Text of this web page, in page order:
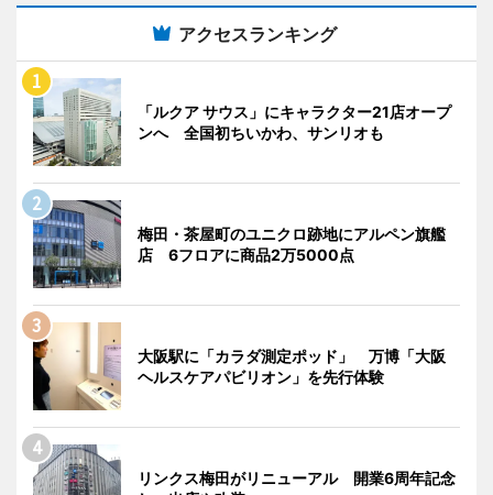
アクセスランキング
「ルクア サウス」にキャラクター21店オープ
ンへ 全国初ちいかわ、サンリオも
梅田・茶屋町のユニクロ跡地にアルペン旗艦
店 6フロアに商品2万5000点
大阪駅に「カラダ測定ポッド」 万博「大阪
ヘルスケアパビリオン」を先行体験
リンクス梅田がリニューアル 開業6周年記念